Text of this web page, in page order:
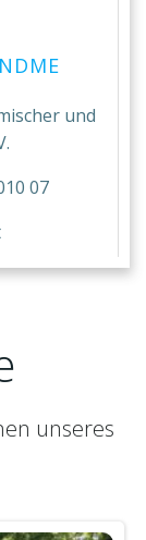
und
07
unseres